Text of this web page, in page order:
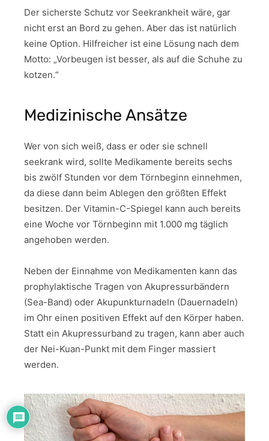
Der sicherste Schutz vor Seekrankheit wäre, gar
nicht erst an Bord zu gehen. Aber das ist natürlich
keine Option. Hilfreicher ist eine Lösung nach dem
Motto: „Vorbeugen ist besser, als auf die Schuhe zu
kotzen.“
Medizinische Ansätze
Wer von sich weiß, dass er oder sie schnell
seekrank wird, sollte Medikamente bereits sechs
bis zwölf Stunden vor dem Törnbeginn einnehmen,
da diese dann beim Ablegen den größten Effekt
besitzen. Der Vitamin-C-Spiegel kann auch bereits
eine Woche vor Törnbeginn mit 1.000 mg täglich
angehoben werden.
Neben der Einnahme von Medikamenten kann das
prophylaktische Tragen von Akupressurbändern
(Sea-Band) oder Akupunkturnadeln (Dauernadeln)
im Ohr einen positiven Effekt auf den Körper haben.
Statt ein Akupressurband zu tragen, kann aber auch
der Nei-Kuan-Punkt mit dem Finger massiert
werden.